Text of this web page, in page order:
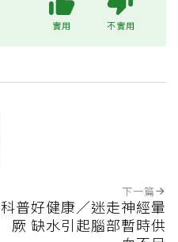
實用 不實用
下一篇
科普好健康／迷走神經暈
厥 缺水引起腦部暫時供